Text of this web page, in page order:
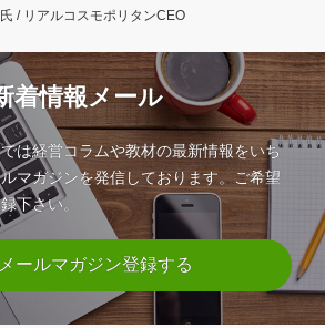
/ リアルコスモポリタンCEO
着情報メール
は経営コラムや教材の最新情報をいち
マガジンを発信しております。ご希望
下さい。
メールマガジン登録する